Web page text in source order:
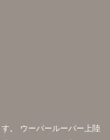
。 ウーパールーパー上陸